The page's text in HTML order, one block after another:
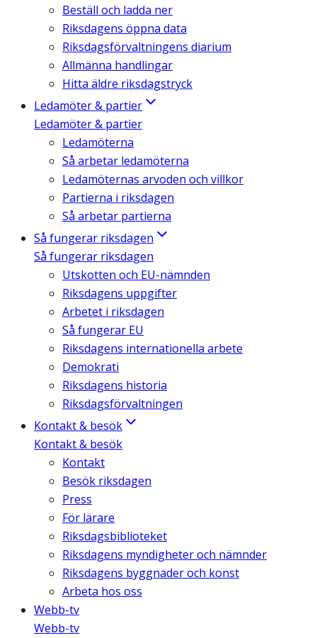
Beställ och ladda ner
Riksdagens öppna data
Riksdagsförvaltningens diarium
Allmänna handlingar
Hitta äldre riksdagstryck
Ledamöter & partier
Ledamöter & partier
Ledamöterna
Så arbetar ledamöterna
Ledamöternas arvoden och villkor
Partierna i riksdagen
Så arbetar partierna
Så fungerar riksdagen
Så fungerar riksdagen
Utskotten och EU-nämnden
Riksdagens uppgifter
Arbetet i riksdagen
Så fungerar EU
Riksdagens internationella arbete
Demokrati
Riksdagens historia
Riksdagsförvaltningen
Kontakt & besök
Kontakt & besök
Kontakt
Besök riksdagen
Press
För lärare
Riksdagsbiblioteket
Riksdagens myndigheter och nämnder
Riksdagens byggnader och konst
Arbeta hos oss
Webb-tv
Webb-tv